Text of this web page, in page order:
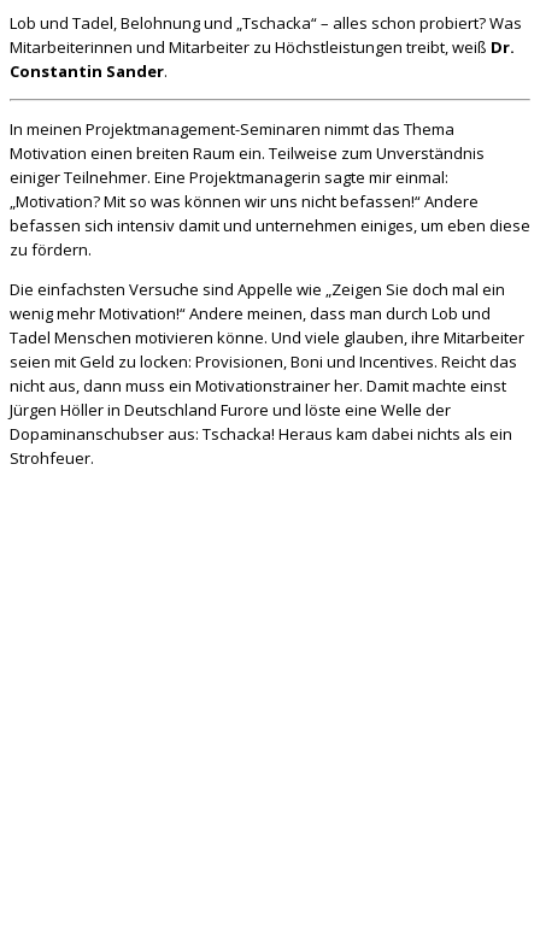
Lob und Tadel, Belohnung und „Tschacka“ – alles schon probiert? Was
Mitarbeiterinnen und Mitarbeiter zu Höchstleistungen treibt, weiß Dr.
Constantin Sander.
In meinen Projektmanagement-Seminaren nimmt das Thema
Motivation einen breiten Raum ein. Teilweise zum Unverständnis
einiger Teilnehmer. Eine Projektmanagerin sagte mir einmal:
„Motivation? Mit so was können wir uns nicht befassen!“ Andere
befassen sich intensiv damit und unternehmen einiges, um eben diese
zu fördern.
Die einfachsten Versuche sind Appelle wie „Zeigen Sie doch mal ein
wenig mehr Motivation!“ Andere meinen, dass man durch Lob und
Tadel Menschen motivieren könne. Und viele glauben, ihre Mitarbeiter
seien mit Geld zu locken: Provisionen, Boni und Incentives. Reicht das
nicht aus, dann muss ein Motivationstrainer her. Damit machte einst
Jürgen Höller in Deutschland Furore und löste eine Welle der
Dopaminanschubser aus: Tschacka! Heraus kam dabei nichts als ein
Strohfeuer.